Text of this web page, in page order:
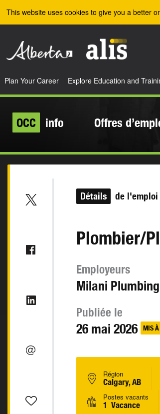
This website uses cookies to give you a better
Plan Your Career Explore Education and
OCC info Offres
Détails de l'emploi
Plombier/
Employeurs
Milani
Publiée le
26 mai 2026 MIS
Région
Calgary, AB
Postes vacants
1 Vacance